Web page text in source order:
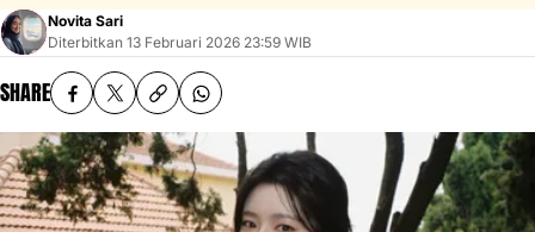
Novita Sari
Diterbitkan 13 Februari 2026 23:59 WIB
SHARE